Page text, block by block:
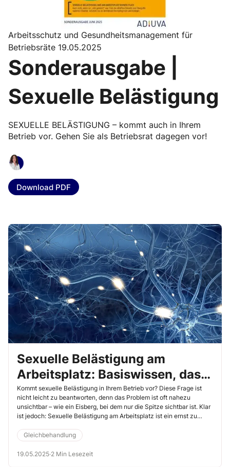
Arbeitsschutz und Gesundheitsmanagement für
Betriebsräte 19.05.2025
Sonderausgabe |
Sexuelle Belästigung
SEXUELLE BELÄSTIGUNG – kommt auch in Ihrem
Betrieb vor. Gehen Sie als Betriebsrat dagegen vor!
Download PDF
Sexuelle Belästigung am
Arbeitsplatz: Basiswissen, das
Sie in Ihrem Amt brauchen
Kommt sexuelle Belästigung in Ihrem Betrieb vor? Diese Frage ist
nicht leicht zu beantworten, denn das Problem ist oft nahezu
unsichtbar – wie ein Eisberg, bei dem nur die Spitze sichtbar ist. Klar
ist jedoch: Sexuelle Belästigung am Arbeitsplatz ist ein ernst zu
Kollegen belastet, sondern auch das gesamte Betriebsklima negativ
beeinflusst. Doch was genau fällt unter sexuelle Belästigung? Als
Betriebsrat brauchen Sie fundiertes Wissen zu diesem Thema. Nur
Gleichbehandlung
19.05.2025·2 Min Lesezeit